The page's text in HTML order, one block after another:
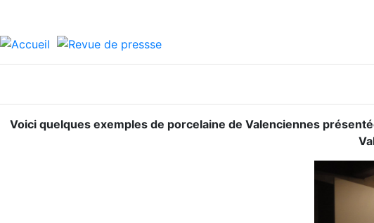
Voici quelques exemples de porcelaine de Valenciennes